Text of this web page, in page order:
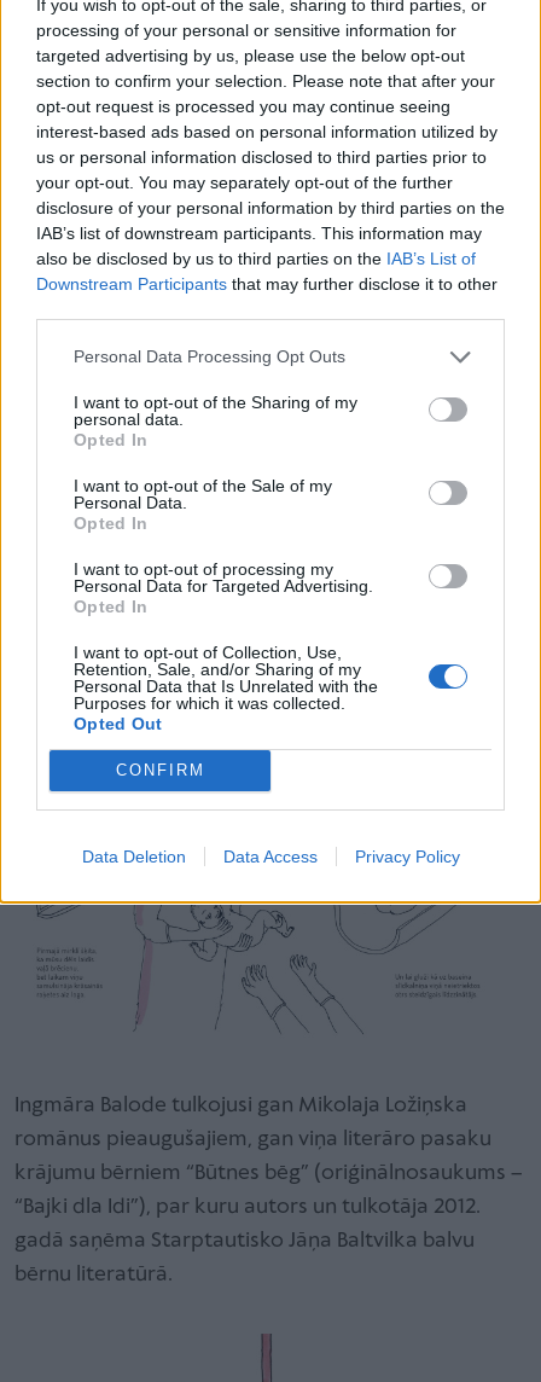
If you wish to opt-out of the sale, sharing to third parties, or
processing of your personal or sensitive information for
targeted advertising by us, please use the below opt-out
section to confirm your selection. Please note that after your
opt-out request is processed you may continue seeing
interest-based ads based on personal information utilized by
us or personal information disclosed to third parties prior to
your opt-out. You may separately opt-out of the further
disclosure of your personal information by third parties on the
IAB’s list of downstream participants. This information may
also be disclosed by us to third parties on the IAB’s List of
Downstream Participants that may further disclose it to other
Personal Data Processing Opt Outs
I want to opt-out of the Sharing of my
personal data.
Opted In
I want to opt-out of the Sale of my
Personal Data.
Opted In
I want to opt-out of processing my
Personal Data for Targeted Advertising.
Opted In
I want to opt-out of Collection, Use,
Retention, Sale, and/or Sharing of my
Personal Data that Is Unrelated with the
Purposes for which it was collected.
Opted Out
CONFIRM
Data Deletion Data Access Privacy Policy
gan kā režisors) un komiksu žanros – kā vienā tā
otrā viņš pārstāv ironiju, humoru un kritisku
skatījumu uz mūsdienu Polijas realitāti.
godalgota 20. un 21. gadsimta poļu dzejas un prozas
tulkotāja, tulko arī no angļu, krievu, retumis arī no
čehu un maķedoniešu valodas.
Ingmāra Balode tulkojusi gan Mikolaja Ložiņska
romānus pieaugušajiem, gan viņa literāro pasaku
krājumu bērniem “Būtnes bēg” (oriģinālnosaukums –
“Bajki dla Idi”), par kuru autors un tulkotāja 2012.
gadā saņēma Starptautisko Jāņa Baltvilka balvu
bērnu literatūrā.